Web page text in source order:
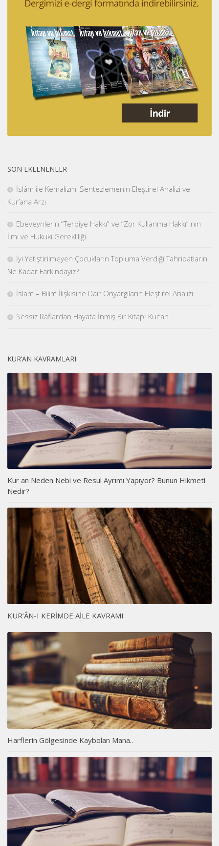
SON EKLENENLER
İslâm ile Kemalizmi Sentezlemenin Eleştirel Analizi ve
Kur’ana Arzı
Ebeveynlerin “Terbiye Hakkı” ve “Zor Kullanma Hakkı” nın
İlmi ve Hukuki Gerekliliği
İyi Yetiştirilmeyen Çocukların Topluma Verdiği Tahribatların
Ne Kadar Farkındayız?
İslam – Bilim İlişkisine Dair Önyargıların Eleştirel Analizi
Sessiz Raflardan Hayata İnmiş Bir Kitap: Kur’an
KUR’AN KAVRAMLARI
Kur an Neden Nebi ve Resul Ayrımı Yapıyor? Bunun Hikmeti
Nedir?
KUR’ÂN-I KERİMDE AİLE KAVRAMI
Harflerin Gölgesinde Kaybolan Mana..